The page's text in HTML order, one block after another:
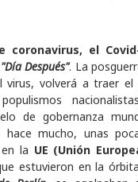
coronavirus, el
"Día Después". La
virus, volverá a traer el
de gobernanza
mucho, unas
la UE (Unión
estuvieron en la